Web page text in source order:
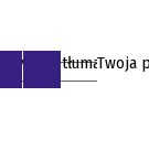
Twoja